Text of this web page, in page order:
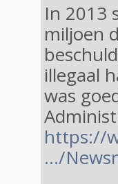
In 2013
miljoen
illegaal
was
https://
…/